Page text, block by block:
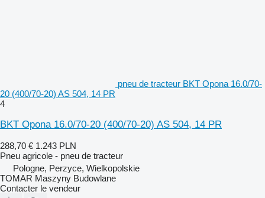
pneu de tracteur BKT Opona 16.0/70-
20 (400/70-20) AS 504, 14 PR
4
BKT Opona 16.0/70-20 (400/70-20) AS 504, 14 PR
288,70 € 1.243 PLN
Pneu agricole - pneu de tracteur
Pologne, Perzyce, Wielkopolskie
TOMAR Maszyny Budowlane
Contacter le vendeur